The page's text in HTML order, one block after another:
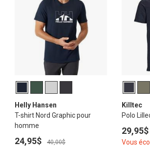
Helly Hansen
T-shirt Nord Graphic pour
homme
24,95$ 40,00$
Killtec
Polo
29,95$
Vous